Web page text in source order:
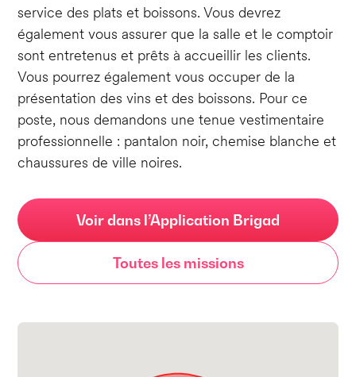
service des plats et boissons. Vous devrez
également vous assurer que la salle et le comptoir
sont entretenus et prêts à accueillir les clients.
Vous pourrez également vous occuper de la
présentation des vins et des boissons. Pour ce
poste, nous demandons une tenue vestimentaire
professionnelle : pantalon noir, chemise blanche et
chaussures de ville noires.
Voir dans l’Application Brigad
Toutes les missions